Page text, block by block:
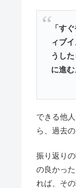
「す
ィブ
うし
に進む
できる他
ら、過去
振り返り
の良かっ
れば、そ